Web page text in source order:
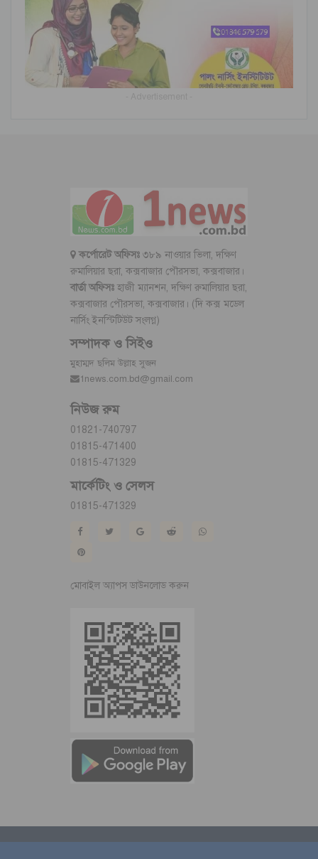
কর্পোরেট অফিসঃ৩৮৯ নাওয়ার ভিলা, দক্ষিণ
রুমালিয়ার ছরা, কক্সবাজার পৌরসভা, কক্সবাজার।
বার্তা অফিসঃ হাজী ম্যানশন, দক্ষিণ রুমালিয়ার ছরা,
কক্সবাজার পৌরসভা, কক্সবাজার। (দি কক্স মডেল
নার্সিং ইনস্টিটিউট সংলগ্ন)
সম্পাদক ও সিইও
মুহাম্মদ ছলিম উল্লাহ সুজন
1news.com.bd@gmail.com
নিউজ রুম
01821-740797
01815-471400
01815-471329
মার্কেটিং ও সেলস
01815-471329
মোবাইল অ্যাপস ডাউনলোড করুন